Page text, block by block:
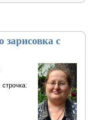
зарисовка с